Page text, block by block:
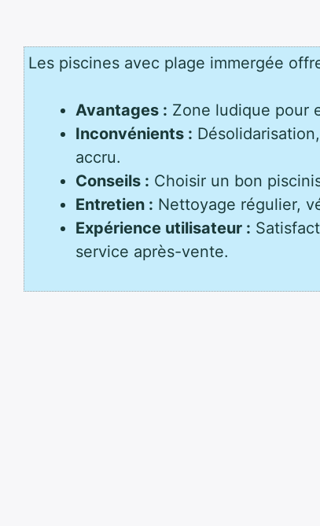
Les piscines avec plage immergée
Avantages : Zone ludique pour
Inconvénients :
accru.
Conseils : Choisir un bon
Entretien : Nettoyage régulier,
Expérience utilisateur :
service après-vente.